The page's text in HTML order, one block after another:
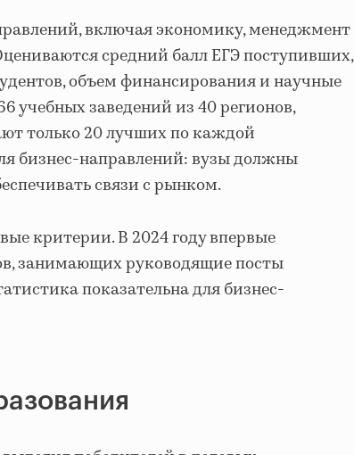
включая экономику, менеджмент
средний балл ЕГЭ поступивших,
объем финансирования и научные
учебных заведений из 40 регионов,
только 20 лучших по каждой
бизнес-направлений: вузы должны
связи с рынком.
критерии. В 2024 году впервые
занимающих руководящие посты
показательна для бизнес-